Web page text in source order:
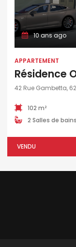
10 ans ago
APPARTEMENT
Résidence
42 Rue Gambetta,
102 m²
2 Salles de bains
VENDU